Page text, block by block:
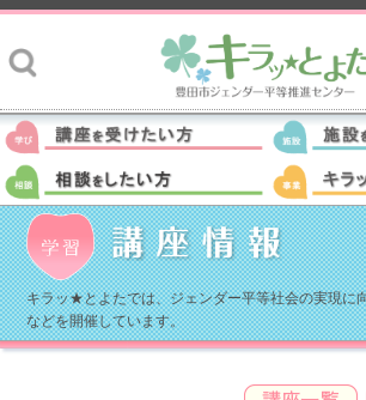
キラッ★とよたでは、ジェンダー平等社会の実現に
などを開催しています。